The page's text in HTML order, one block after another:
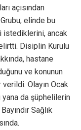
açısından
elinde bu
istediklerini, ancak
Disiplin Kurulu
hastane
ve konunun
Olayın Ocak
yana da şüphelilerin
Sağlık